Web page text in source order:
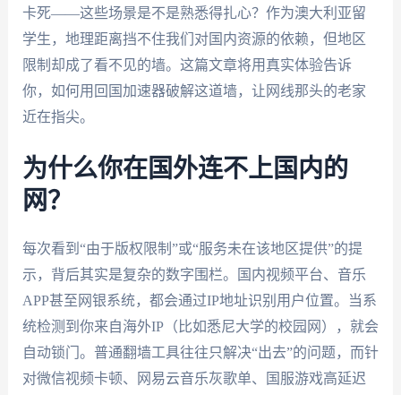
卡死——这些场景是不是熟悉得扎心？作为澳大利亚留
学生，地理距离挡不住我们对国内资源的依赖，但地区
限制却成了看不见的墙。这篇文章将用真实体验告诉
你，如何用回国加速器破解这道墙，让网线那头的老家
近在指尖。
为什么你在国外连不上国内的
网？
每次看到“由于版权限制”或“服务未在该地区提供”的提
示，背后其实是复杂的数字围栏。国内视频平台、音乐
APP甚至网银系统，都会通过IP地址识别用户位置。当系
统检测到你来自海外IP（比如悉尼大学的校园网），就会
自动锁门。普通翻墙工具往往只解决“出去”的问题，而针
对微信视频卡顿、网易云音乐灰歌单、国服游戏高延迟